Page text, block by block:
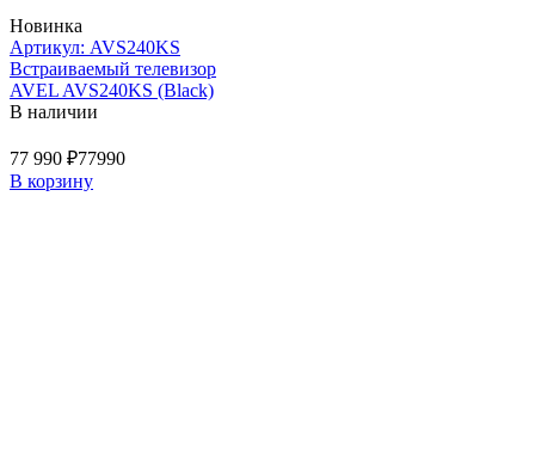
Новинка
Артикул: AVS240KS
Встраиваемый телевизор
AVEL AVS240KS (Black)
В наличии
77 990 ₽77990
В корзину